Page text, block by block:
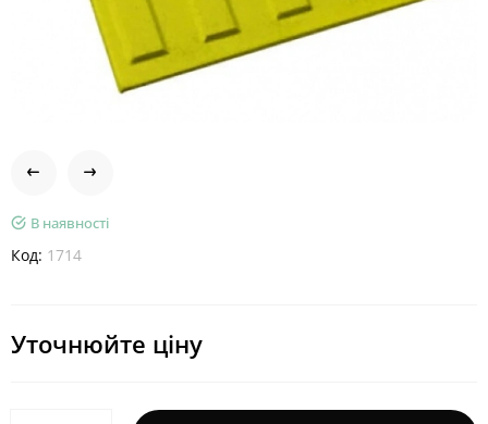
В наявності
Код: 1714
Уточнюйте ціну